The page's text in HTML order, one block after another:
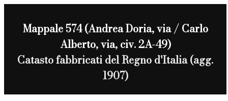
Mappale 574 (Andrea Doria, via / Carlo
Alberto, via, civ. 2A-49)
Catasto fabbricati del Regno d'Italia (agg.
1907)